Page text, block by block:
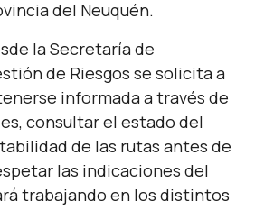
del Neuquén.
la Secretaría de
de Riesgos se solicita a
informada a través de
consultar el estado del
de las rutas antes de
las indicaciones del
trabajando en los distintos